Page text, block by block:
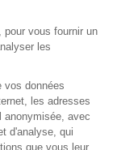
Tena
60 x 90 cm
5/5- 2 avis